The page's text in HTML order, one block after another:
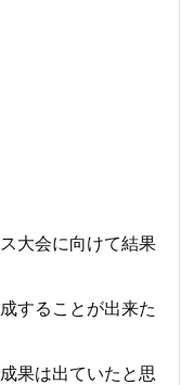
大会に向けて結果
することが出来た
果は出ていたと思